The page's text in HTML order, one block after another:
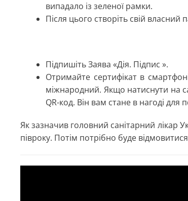
випадало із зеленої рамки.
Після цього створіть свій
Підпишіть Заява «Дія. Підпис ».
Отримайте сертифікат в
міжнародний. Якщо натиснути на
QR-код. Він вам стане в нагоді для
Як зазначив головний санітарний лікар
півроку. Потім потрібно буде